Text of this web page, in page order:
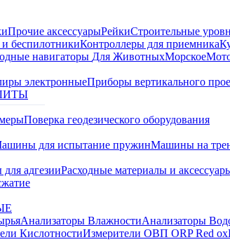
Прочие аксессуарыРейкиСтроительные
беспилотникиКонтроллеры для приемника
навигаторы Для ЖивотныхМорское
электронныеПриборы вертикального
Поверка геодезического оборудования
для испытание пружинМашины на
адгезииРасходные материалы и
Анализаторы ВлажностиАнализаторы
КислотностиИзмерители ОВП ORP Red ox